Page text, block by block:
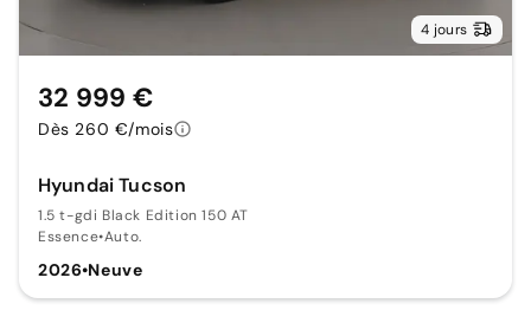
4 jours
Hyundai Tucson
1.5 t-gdi Black Edition 150 AT
Essence•Auto.
2026•Neuve
32 999 €
Dès 260 €/mois